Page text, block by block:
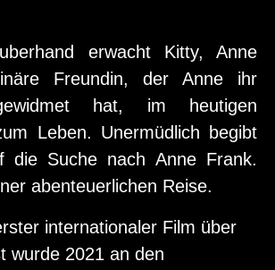
erwacht Kitty, Anne
Freundin, der Anne ihr
hat, im heutigen
Leben. Unermüdlich begibt
die Suche nach Anne Frank.
abenteuerlichen Reise.
internationaler Film über
wurde 2021 an den